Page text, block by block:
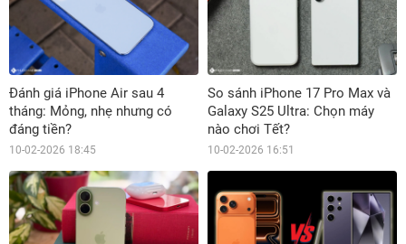
Đánh giá iPhone Air sau 4
tháng: Mỏng, nhẹ nhưng có
đáng tiền?
10-02-2026 18:45
So sánh iPhone 17 Pro Max và
Galaxy S25 Ultra: Chọn máy
nào chơi Tết?
10-02-2026 16:51